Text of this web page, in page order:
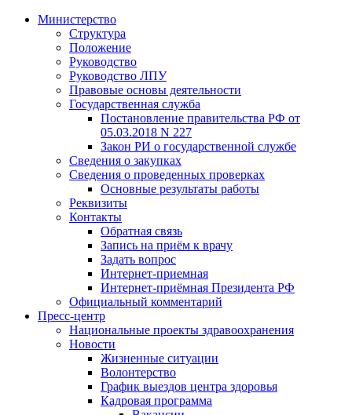
Министерство
Структура
Положение
Руководство
Руководство ЛПУ
Правовые основы деятельности
Государственная служба
Постановление правительства РФ от
05.03.2018 N 227
Закон РИ о государственной службе
Сведения о закупках
Сведения о проведенных проверках
Основные результаты работы
Реквизиты
Контакты
Обратная связь
Запись на приём к врачу
Задать вопрос
Интернет-приемная
Интернет-приёмная Президента РФ
Официальный комментарий
Пресс-центр
Национальные проекты здравоохранения
Новости
Жизненные ситуации
Волонтерство
График выездов центра здоровья
Кадровая программа